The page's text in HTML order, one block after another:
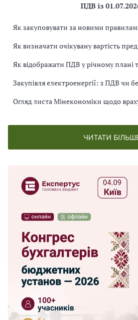
ПДВ із
Як закуповувати за новими
Як визначати очікувану вартість
Як відображати ПДВ у річному плані
Закупівля електроенергії: з ПДВ чи
Огляд листа Мінекономіки щодо
ЧИТАТИ